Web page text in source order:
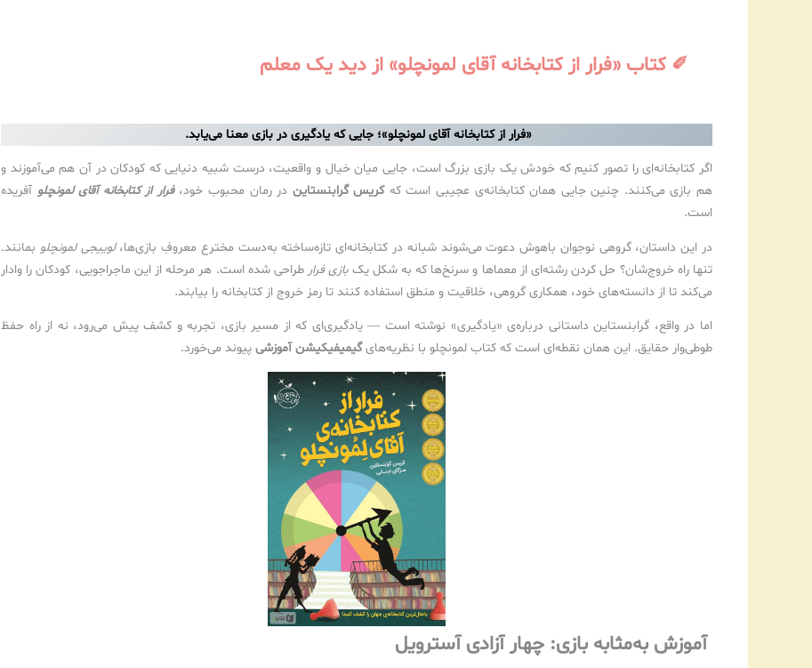
✐ کتاب «فرار از کتابخانه آقای لمونچلو» از دید یک معلم
«فرار از کتابخانه آقای لمونچلو»؛ جایی که یادگیری در بازی معنا می‌یابد.
اگر کتابخانه‌ای را تصور کنیم که خودش یک بازی بزرگ است، جایی میان خیال و واقعیت، درست شبیه دنیایی که کودکان در آن‌ هم می‌آموزند و
هم بازی می‌کنند. چنین جایی همان کتابخانه‌ی عجیبی است کهکریس گرابنستاین در رمان محبوب خود،فرار از کتابخانه آقای لمونچلو آفریده
است.
در این داستان، گروهی نوجوان باهوش دعوت می‌شوند شبانه در کتابخانه‌ای تازه‌ساخته به‌دست مخترع معروفِ بازی‌ها،لوییجی لمونچلو بمانند.
تنها راه خروج‌شان؟ حل کردن رشته‌ای از معماها و سرنخ‌ها که به شکل یکبازی فرارطراحی شده است. هر مرحله از این ماجراجویی، کودکان را وادار
می‌کند تا از دانسته‌های خود، همکاری گروهی، خلاقیت و منطق استفاده کنند تا رمز خروج از کتابخانه را بیابند.
اما در واقع، گرابنستاین داستانی درباره‌ی «یادگیری» نوشته است — یادگیری‌ای که از مسیر بازی، تجربه و کشف پیش می‌رود، نه از راه حفظ
طوطی‌وار حقایق. این همان نقطه‌ای است که کتاب لمونچلو با نظریه‌هایگیمیفیکیشن آموزشی پیوند می‌خورد.
آموزش به‌مثابه بازی: چهار آزادی آسترویل